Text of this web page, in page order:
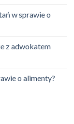
w sprawie o
z adwokatem
o alimenty?